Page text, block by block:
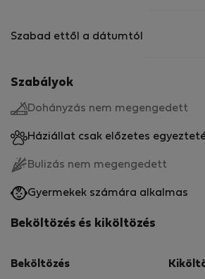
Szabad ettől a dátumtól
Szabályok
Dohányzás nem megengedett
Háziállat csak előzetes
Bulizás nem megengedett
Gyermekek számára alkalmas
Beköltözés és kiköltözés
Beköltözés